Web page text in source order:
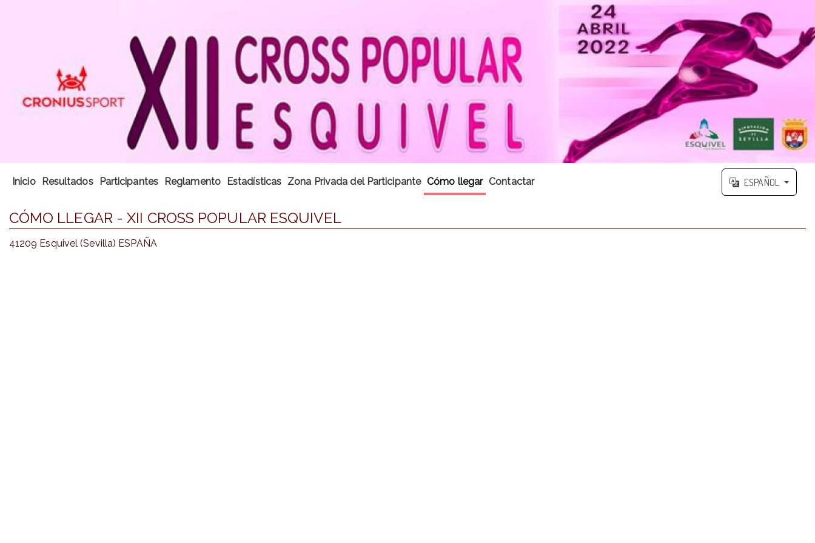
Inicio Resultados Participantes Reglamento Estadísticas Zona Privada del Participante Cómo llegar Contactar ESPAÑOL
CÓMO LLEGAR - XII CROSS POPULAR ESQUIVEL
41209 Esquivel (Sevilla) ESPAÑA